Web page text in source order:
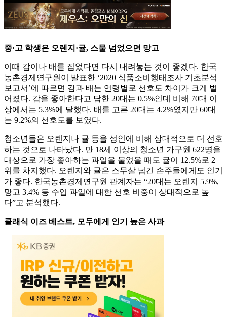
중·고 학생은 오렌지·귤, 스물 넘었으면 망고
이때 감이나 배를 집었다면 다시 내려놓는 것이 좋겠다. 한국
농촌경제연구원이 발표한 ‘2020 식품소비행태조사 기초분석
보고서’에 따르면 감과 배는 연령별로 선호도 차이가 크게 벌
어졌다. 감을 좋아한다고 답한 20대는 0.5%인데 비해 70대 이
상에서는 5.3%에 달했다. 배를 고른 20대는 4.2%였지만 60대
는 9.2%의 선호도를 보였다.
청소년들은 오렌지나 귤 등을 성인에 비해 상대적으로 더 선호
하는 것으로 나타났다. 만 18세 이상의 청소년 가구원 622명을
대상으로 가장 좋아하는 과일을 물었을 때도 귤이 12.5%로 2
위를 차지했다. 오렌지와 귤은 스무살 넘긴 손주들에게도 인기
가 좋다. 한국농촌경제연구원 관계자는 “20대는 오렌지 5.9%,
망고 3.4% 등 수입 과일에 대한 선호 비중이 상대적으로 높
다”고 분석했다.
클래식 이즈 베스트, 모두에게 인기 높은 사과